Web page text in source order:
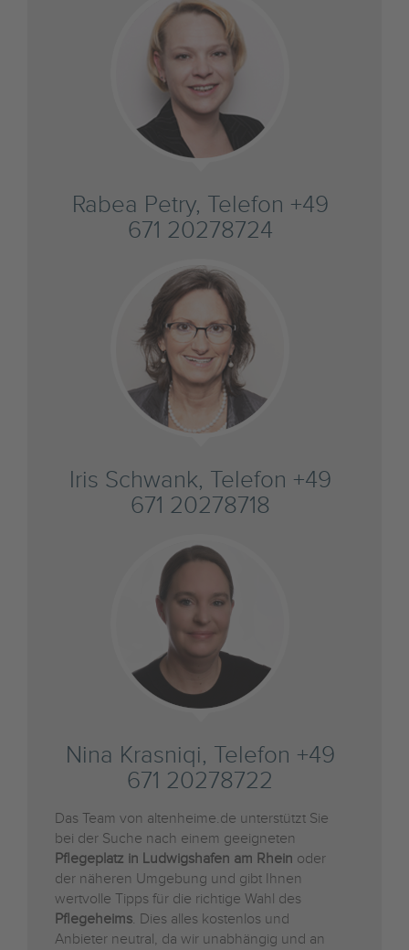
Rabea Petry, Telefon +49
671 20278724
Iris Schwank, Telefon +49
671 20278718
Nina Krasniqi, Telefon +49
671 20278722
Das Team von altenheime.de unterstützt Sie
bei der Suche nach einem geeigneten
Pflegeplatz in Ludwigshafen am Rhein oder
der näheren Umgebung und gibt Ihnen
wertvolle Tipps für die richtige Wahl des
Pflegeheims. Dies alles kostenlos und
Anbieter neutral, da wir unabhängig und an